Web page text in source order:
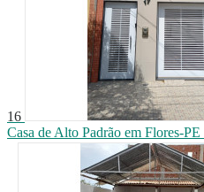
16
Casa de Alto Padrão em Flores-PE